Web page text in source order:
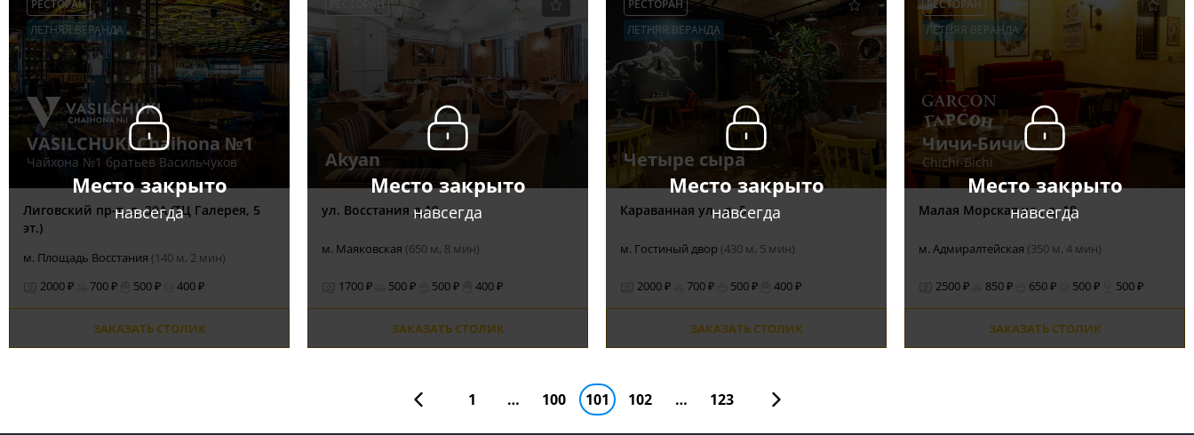
Место закрыто
навсегда
РЕСТОРАН
ЛЕТНЯЯ ВЕРАНДА
VASILCHUKÍ Chaihona №1
Чайхона №1 братьев Васильчуков
Лиговский пр-т, д. 30А (ТЦ Галерея, 5
эт.)
м. Площадь Восстания (140 м, 2 мин)
2000 ₽
700 ₽ 500 ₽ 400 ₽
ЗАКАЗАТЬ СТОЛИК
Место закрыто
навсегда
РЕСТОРАН
Akyan
ул. Восстания д.19
м. Маяковская (650 м, 8 мин)
1700 ₽ 500 ₽ 500 ₽ 400 ₽
ЗАКАЗАТЬ СТОЛИК
Место закрыто
навсегда
РЕСТОРАН
ЛЕТНЯЯ ВЕРАНДА
Четыре сыра
Караванная ул., д. 5
м. Гостиный двор (430 м, 5 мин)
2000 ₽ 700 ₽ 500 ₽ 400 ₽
ЗАКАЗАТЬ СТОЛИК
Место закрыто
навсегда
РЕСТОРАН
ЛЕТНЯЯ ВЕРАНДА
Чичи-Бичи
Сhichi-Bichi
Малая Морская ул., д. 18
м. Адмиралтейская (350 м, 4 мин)
2500 ₽ 850 ₽ 650 ₽ 500 ₽ 500 ₽
ЗАКАЗАТЬ СТОЛИК
1 … 100 101 102 … 123